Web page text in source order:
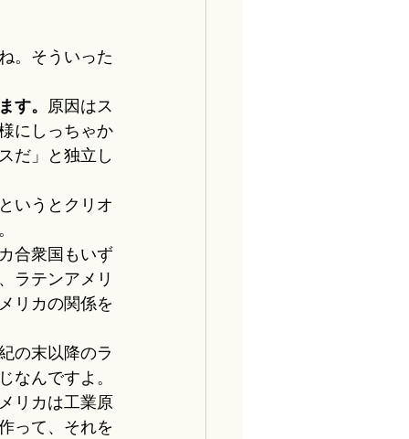
。そういった
す。 原因はス
にしっちゃか
だ」と独立し
いうとクリオ
合衆国もいず
ラテンアメリ
リカの関係を
の末以降のラ
なんですよ。
リカは工業原
って、それを